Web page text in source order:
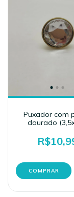
Puxador com
dourado